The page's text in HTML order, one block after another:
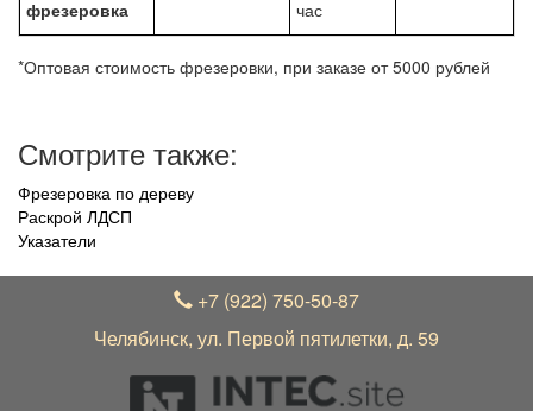
фрезеровка
час
*Оптовая стоимость фрезеровки, при заказе от 5000 рублей
Смотрите также:
Фрезеровка по дереву
Раскрой ЛДСП
Указатели
+7 (922) 750-50-87
Челябинск, ул. Первой пятилетки, д. 59